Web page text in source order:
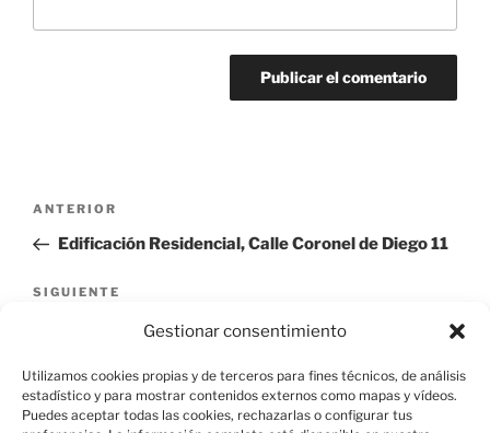
Gestionar consentimiento
Utilizamos cookies propias y de terceros para fines técnicos, de análisis
estadístico y para mostrar contenidos externos como mapas y vídeos.
Puedes aceptar todas las cookies, rechazarlas o configurar tus
Navegación
entradas
Entrada
anterior:
ANTERIOR
Edificación Residencial, Calle Coronel de Diego 11
Siguiente
SIGUIENTE
Edificación Residencial, Calle San Alberto 10